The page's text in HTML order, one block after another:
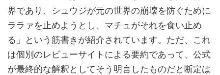
界であり、シュウジが元の世界の崩壊を防ぐために
ララァを止めようとし、マチュがそれを食い止め
る」という筋書きが紹介されています。ただ、これ
は個別のレビューサイトによる要約であって、公式
が最終的な解釈としてそう明言したものだと断定は